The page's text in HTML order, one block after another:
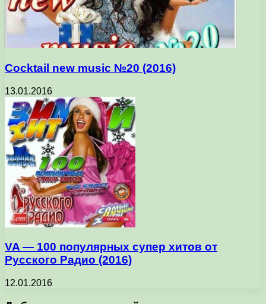
Cocktail new music №20 (2016)
13.01.2016
VA — 100 популярных супер хитов от
Русского Радио (2016)
12.01.2016